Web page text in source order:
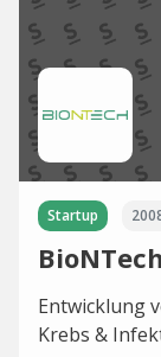
Startup
BioNTech
Entwicklung
Krebs &